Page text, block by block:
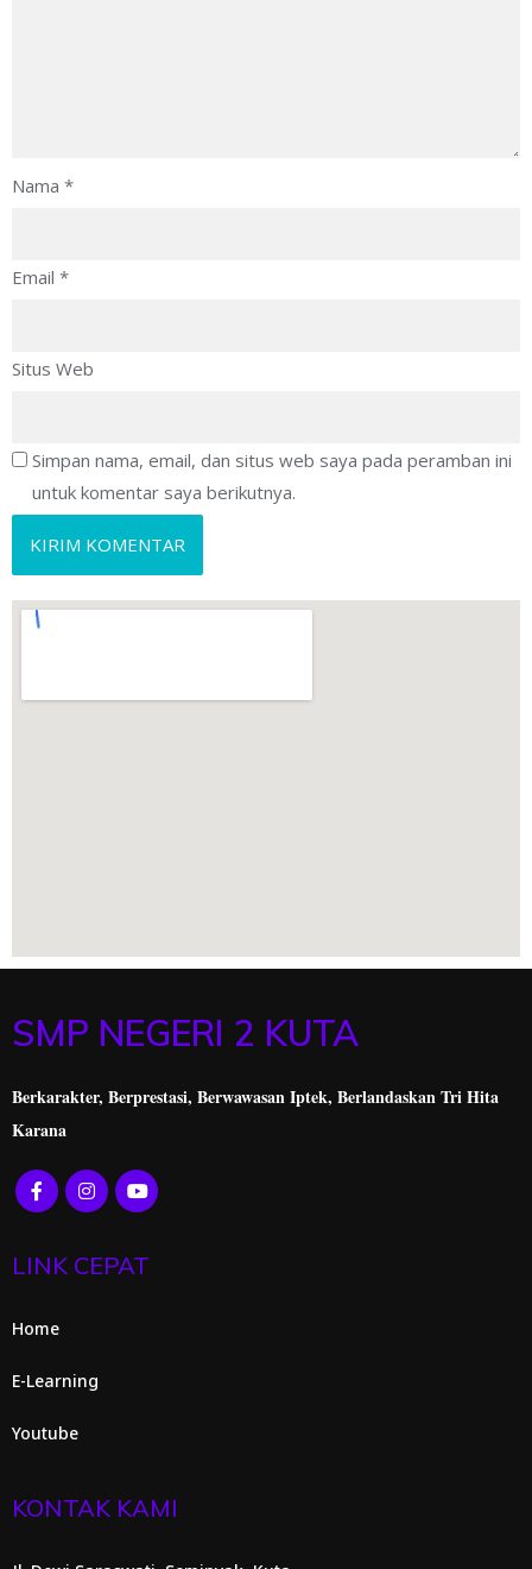
Nama *
Email *
Situs Web
Simpan nama, email, dan situs web saya pada peramban ini
untuk komentar saya berikutnya.
SMP NEGERI 2 KUTA
Berkarakter, Berprestasi, Berwawasan Iptek, Berlandaskan Tri Hita
Karana
LINK CEPAT
Home
E-Learning
Youtube
KONTAK KAMI